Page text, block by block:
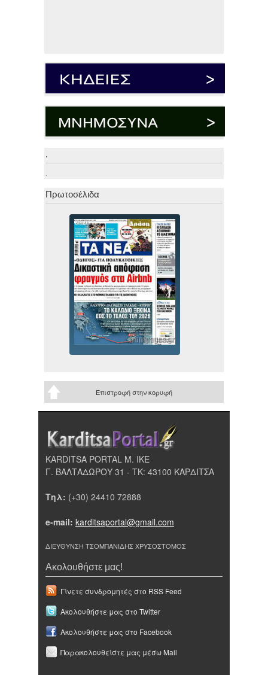
.
.
Πρωτοσέλιδα
Επιστροφή στην κορυφή
KARDITSA PORTAL Μ. ΙΚΕ
Γ. ΒΑΛΤΑΔΩΡΟΥ 31 - ΤΚ: 43100 ΚΑΡΔΙΤΣΑ
Τηλ: (+30) 24410 72888
e-mail: karditsaportal@gmail.com
ΔΙΕΥΘΥΝΣΗ ΤΣΟΜΠΑΝΙΔΗΣ ΧΡΥΣΟΣΤΟΜΟΣ
Ακολουθήστε μας!
Γίνετε συνδρομητές στο RSS Feed
Ακολουθήστε μας στο Twitter
Ακολουθήστε μας στο Facebook
Παρακολουθείστε μας μέσω Mail